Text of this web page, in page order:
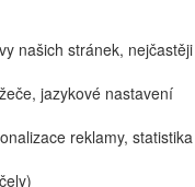
našich stránek, nejčastěji
jazykové nastavení
reklamy, statistika